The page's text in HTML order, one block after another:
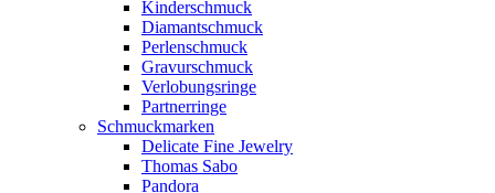
Kinderschmuck
Diamantschmuck
Perlenschmuck
Gravurschmuck
Verlobungsringe
Partnerringe
Schmuckmarken
Delicate Fine Jewelry
Thomas Sabo
Pandora